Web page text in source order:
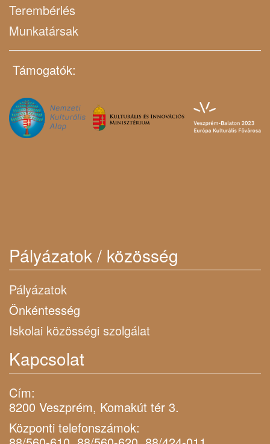
Terembérlés
Munkatársak
Támogatók:
Pályázatok / közösség
Pályázatok
Önkéntesség
Iskolai közösségi szolgálat
Kapcsolat
Cím:
8200 Veszprém, Komakút tér 3.
Központi telefonszámok: